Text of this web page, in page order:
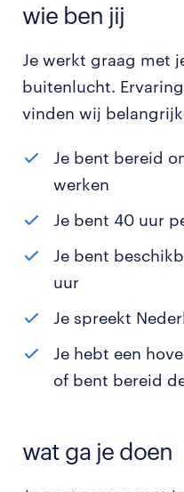
wie ben jij
Je werkt graag met
buitenlucht.
vinden wij
Je bent bereid
werken
Je bent 40 uur
Je bent
uur
Je spreekt
Je hebt een
of bent bereid
wat ga je doen